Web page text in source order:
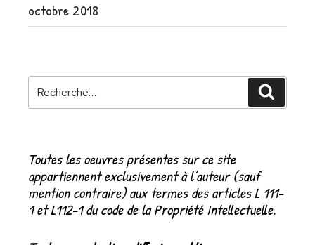
octobre 2018
Recherche
pour
Toutes les oeuvres présentes sur ce site
appartiennent exclusivement à l’auteur (sauf
mention contraire) aux termes des articles L 111-
1 et L112-1 du code de la Propriété Intellectuelle.